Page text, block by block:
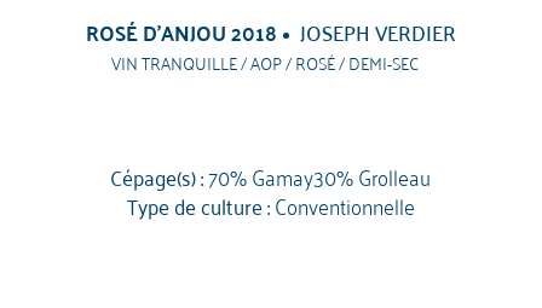
ROSÉ D'ANJOU 2018 JOSEPH VERDIER
VIN TRANQUILLE / AOP / ROSÉ / DEMI-SEC
Cépage(s) :70% Gamay30% Grolleau
Type de culture :Conventionnelle